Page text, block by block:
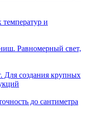
и
Равномерный свет,
Для создания крупных
до сантиметра